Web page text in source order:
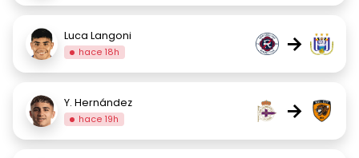
Luca Langoni
hace 18h →
Y. Hernández
hace 19h →